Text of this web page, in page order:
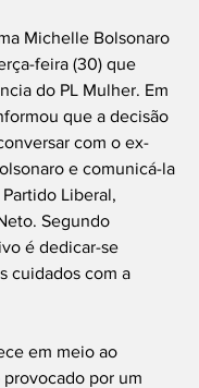
Michelle Bolsonaro
feira (30) que
do PL Mulher. Em
que a decisão
com o ex-
e comunicá-la
Liberal,
Segundo
é dedicar-se
cuidados com a
em meio ao
por um